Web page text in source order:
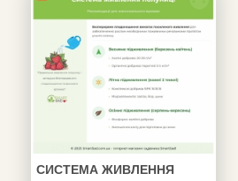
СИСТЕМА ЖИВЛЕННЯ